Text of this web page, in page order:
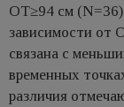
ОТ≥94 см
зависимости от
связана с
временных
различия